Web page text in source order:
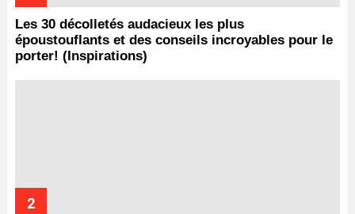
Les 30 décolletés audacieux les plus
époustouflants et des conseils incroyables pour le
porter! (Inspirations)